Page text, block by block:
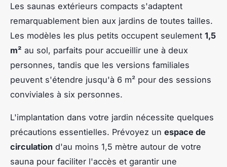
Les saunas extérieurs compacts s'adaptent
remarquablement bien aux jardins de toutes tailles.
Les modèles les plus petits occupent seulement 1,5
m² au sol, parfaits pour accueillir une à deux
personnes, tandis que les versions familiales
peuvent s'étendre jusqu'à 6 m² pour des sessions
conviviales à six personnes.
L'implantation dans votre jardin nécessite quelques
précautions essentielles. Prévoyez un espace de
circulation d'au moins 1,5 mètre autour de votre
sauna pour faciliter l'accès et garantir une